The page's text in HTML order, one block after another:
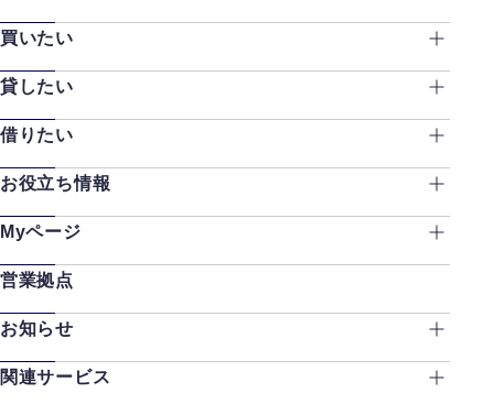
買いたい
貸したい
借りたい
お役立ち情報
Myページ
営業拠点
お知らせ
関連サービス